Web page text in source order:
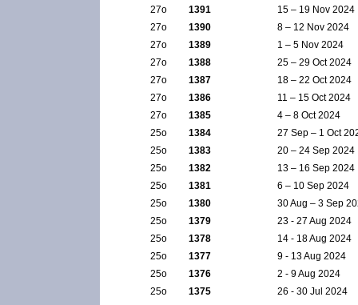
27ο
1391
15 – 19 Nov 2024
27ο
1390
8 – 12 Nov 2024
27ο
1389
1 – 5 Nov 2024
27ο
1388
25 – 29 Oct 2024
27ο
1387
18 – 22 Oct 2024
27ο
1386
11 – 15 Oct 2024
27ο
1385
4 – 8 Oct 2024
25ο
1384
27 Sep – 1 Oct
25ο
1383
20 – 24 Sep 2024
25ο
1382
13 – 16 Sep 2024
25ο
1381
6 – 10 Sep 2024
25ο
1380
30 Aug – 3 Sep
25ο
1379
23 - 27 Aug 2024
25ο
1378
14 - 18 Aug 2024
25ο
1377
9 - 13 Aug 2024
25ο
1376
2 - 9 Aug 2024
25ο
1375
26 - 30 Jul 2024